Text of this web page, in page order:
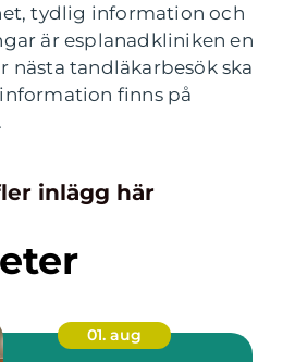
tydlig information och
är esplanadkliniken en
nästa tandläkarbesök ska
finns på
inlägg här
01. aug